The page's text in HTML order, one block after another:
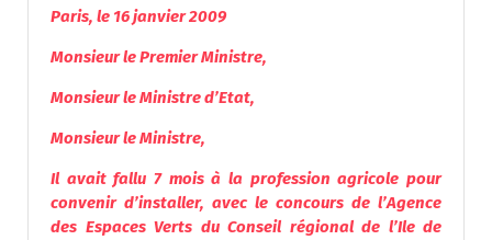
Paris, le 16 janvier 2009
Monsieur le Premier Ministre,
Monsieur le Ministre d’Etat,
Monsieur le Ministre,
Il avait fallu 7 mois à la profession agricole pour
convenir d’installer, avec le concours de l’Agence
des Espaces Verts du Conseil régional de l’Ile de